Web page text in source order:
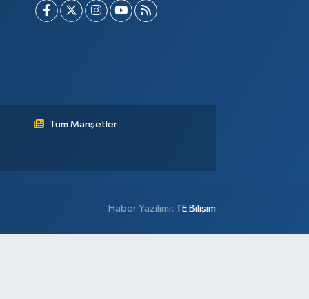
Tüm Manşetler
Haber Yazılımı: TE Bilişim